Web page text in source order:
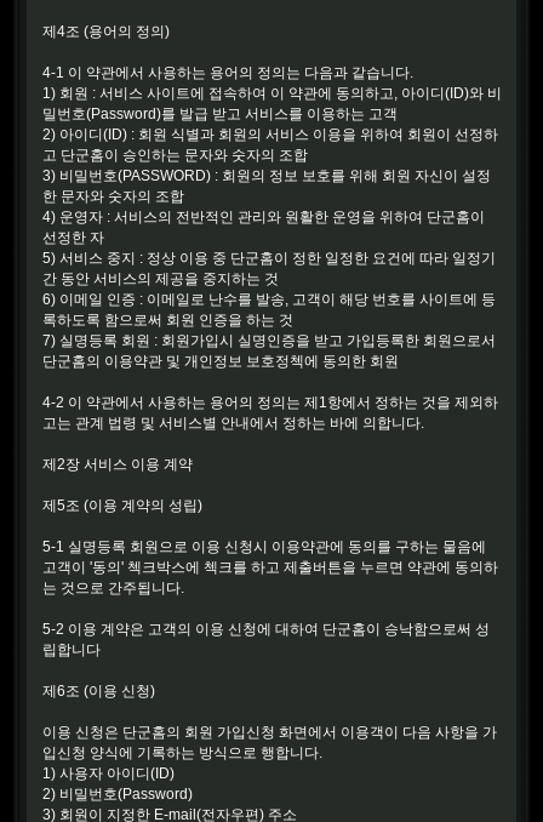
제4조 (용어의 정의)
4-1 이 약관에서 사용하는 용어의 정의는 다음과 같습니다.
1) 회원 : 서비스 사이트에 접속하여 이 약관에 동의하고, 아이디(ID)와 비
밀번호(Password)를 발급 받고 서비스를 이용하는 고객
2) 아이디(ID) : 회원 식별과 회원의 서비스 이용을 위하여 회원이 선정하
고 단군홈이 승인하는 문자와 숫자의 조합
3) 비밀번호(PASSWORD) : 회원의 정보 보호를 위해 회원 자신이 설정
한 문자와 숫자의 조합
4) 운영자 : 서비스의 전반적인 관리와 원활한 운영을 위하여 단군홈이
선정한 자
5) 서비스 중지 : 정상 이용 중 단군홈이 정한 일정한 요건에 따라 일정기
간 동안 서비스의 제공을 중지하는 것
6) 이메일 인증 : 이메일로 난수를 발송, 고객이 해당 번호를 사이트에 등
록하도록 함으로써 회원 인증을 하는 것
7) 실명등록 회원 : 회원가입시 실명인증을 받고 가입등록한 회원으로서
단군홈의 이용약관 및 개인정보 보호정첵에 동의한 회원
4-2 이 약관에서 사용하는 용어의 정의는 제1항에서 정하는 것을 제외하
고는 관계 법령 및 서비스별 안내에서 정하는 바에 의합니다.
제2장 서비스 이용 계약
제5조 (이용 계약의 성립)
5-1 실명등록 회원으로 이용 신청시 이용약관에 동의를 구하는 물음에
고객이 '동의' 첵크박스에 첵크를 하고 제출버튼을 누르면 약관에 동의하
는 것으로 간주됩니다.
5-2 이용 계약은 고객의 이용 신청에 대하여 단군홈이 승낙함으로써 성
립합니다
제6조 (이용 신청)
이용 신청은 단군홈의 회원 가입신청 화면에서 이용객이 다음 사항을 가
입신청 양식에 기록하는 방식으로 행합니다.
1) 사용자 아이디(ID)
2) 비밀번호(Password)
3) 회원이 지정한 E-mail(전자우편) 주소